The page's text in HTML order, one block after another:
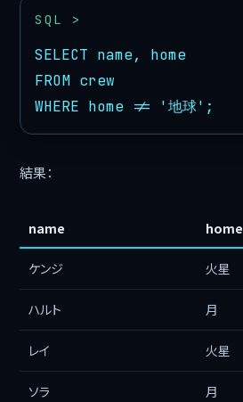
SELECT name, home
FROM crew
WHERE home != '地球';
結果：
name home
ケンジ 火星
ハルト 月
レイ 火星
ソラ 月